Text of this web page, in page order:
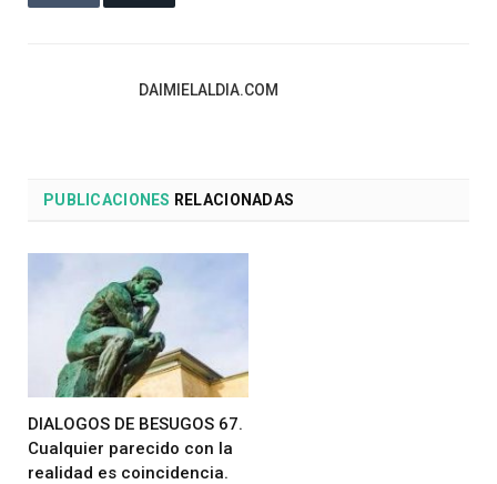
DAIMIELALDIA.COM
PUBLICACIONES RELACIONADAS
DIALOGOS DE BESUGOS 67.
Cualquier parecido con la
realidad es coincidencia.